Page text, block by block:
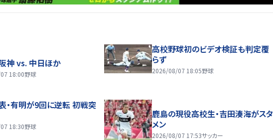
阪神 vs. 中日ほか
18:00野球
高校野球初のビデオ検証も判定覆
らず
2026/08/07 18:05野球
・有明が9回に逆転 初戦突
18:30野球
鹿島の現役高校生・吉田湊海がスタ
メン
2026/08/07 17:53サッカー